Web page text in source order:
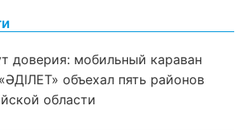
доверия: мобильный караван
объехал пять районов
области